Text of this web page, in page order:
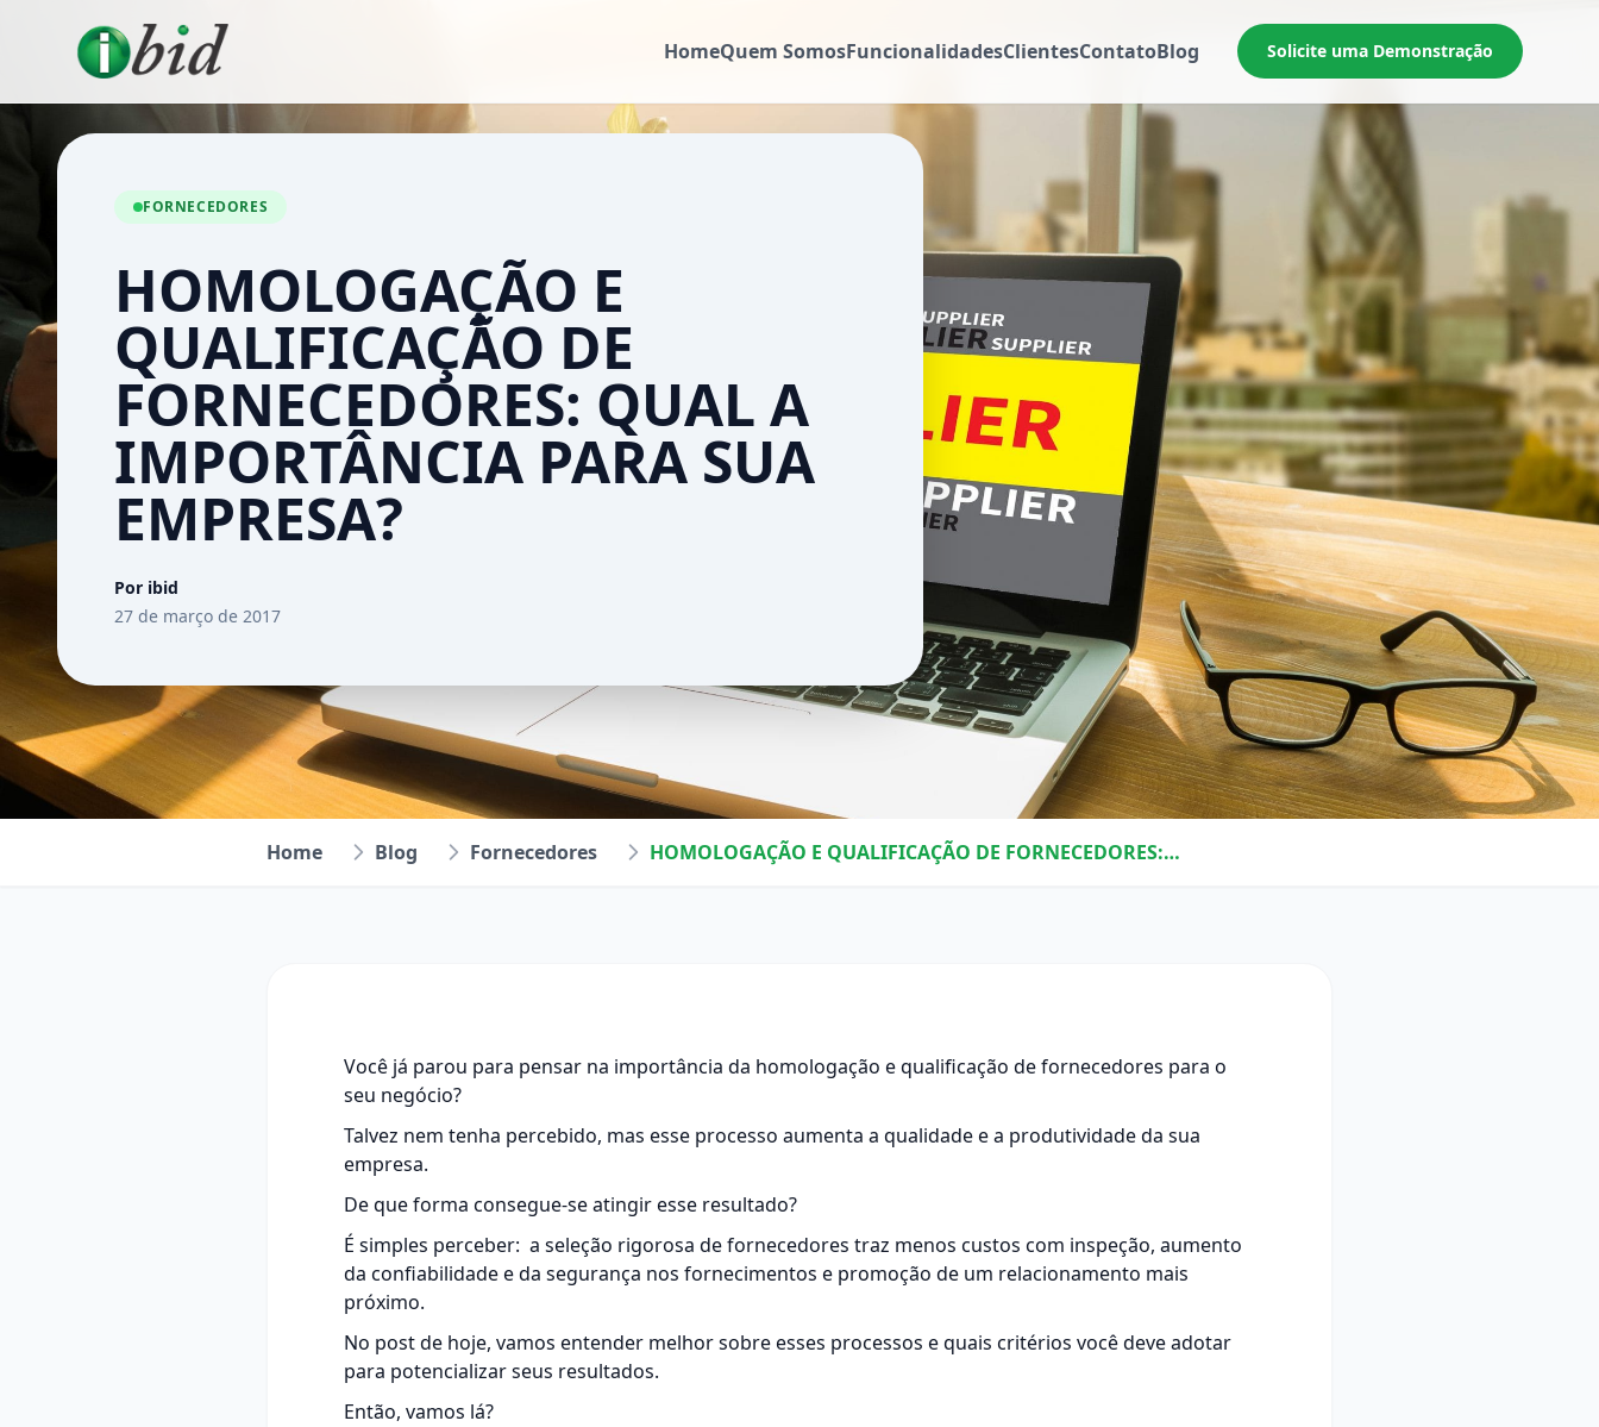
HomeQuem SomosFuncionalidadesClientesContatoBlog Solicite uma Demonstração
FORNECEDORES
HOMOLOGAÇÃO E
QUALIFICAÇÃO DE
FORNECEDORES: QUAL A
IMPORTÂNCIA PARA SUA
EMPRESA?
Por ibid
27 de março de 2017
Home Blog Fornecedores HOMOLOGAÇÃO E QUALIFICAÇÃO DE FORNECEDORES: QUAL A IMPORTÂNCIA PARA SUA EMPRESA?
Você já parou para pensar na importância da homologação e qualificação de fornecedores para o
seu negócio?
Talvez nem tenha percebido, mas esse processo aumenta a qualidade e a produtividade da sua
empresa.
De que forma consegue-se atingir esse resultado?
É simples perceber: a seleção rigorosa de fornecedores traz menos custos com inspeção, aumento
da confiabilidade e da segurança nos fornecimentos e promoção de um relacionamento mais
próximo.
No post de hoje, vamos entender melhor sobre esses processos e quais critérios você deve adotar
para potencializar seus resultados.
Então, vamos lá?